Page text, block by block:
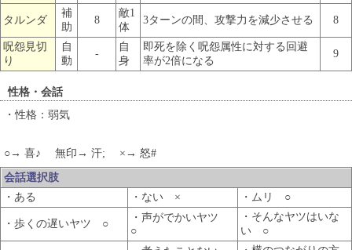
タルンダ
補
助
8
敵1
体
3ターンの間、攻撃力を減少させる 8
呪怨見切
り
自
動
-
自
身
即死を除く呪怨属性に対する回避
率が2倍になる
9
性格・会話
・性格：弱気
○→ 喜♪ 無印→ 汗; ×→ 怒#
会話選択肢
・ある
・ない × ・ムリ ○
・歩くの遅いヤツ ○
・声がでかいヤツ
○
・そんなヤツはいな
い ○